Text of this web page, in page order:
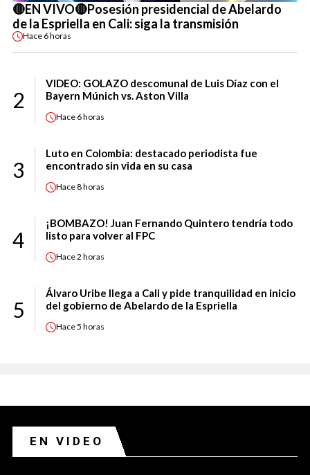
🔴EN VIVO🔴Posesión presidencial de Abelardo
de la Espriella en Cali: siga la transmisión
Hace 6 horas
2
VIDEO: GOLAZO descomunal de Luis Díaz con el
Bayern Múnich vs. Aston Villa
Hace 6 horas
3
Luto en Colombia: destacado periodista fue
encontrado sin vida en su casa
Hace8 horas
4
¡BOMBAZO! Juan Fernando Quintero tendría todo
listo para volver al FPC
Hace2 horas
5
Álvaro Uribe llega a Cali y pide tranquilidad en inicio
del gobierno de Abelardo de la Espriella
Hace5 horas
EN VIDEO